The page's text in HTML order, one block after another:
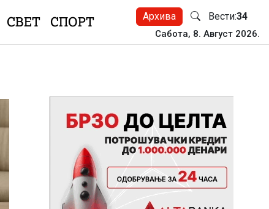
СВЕТ СПОРТ Архива Вести:34
Сабота, 8. Август 2026.